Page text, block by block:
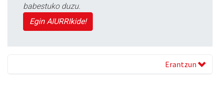
babestuko duzu.
Egin AIURRIkide!
Erantzun